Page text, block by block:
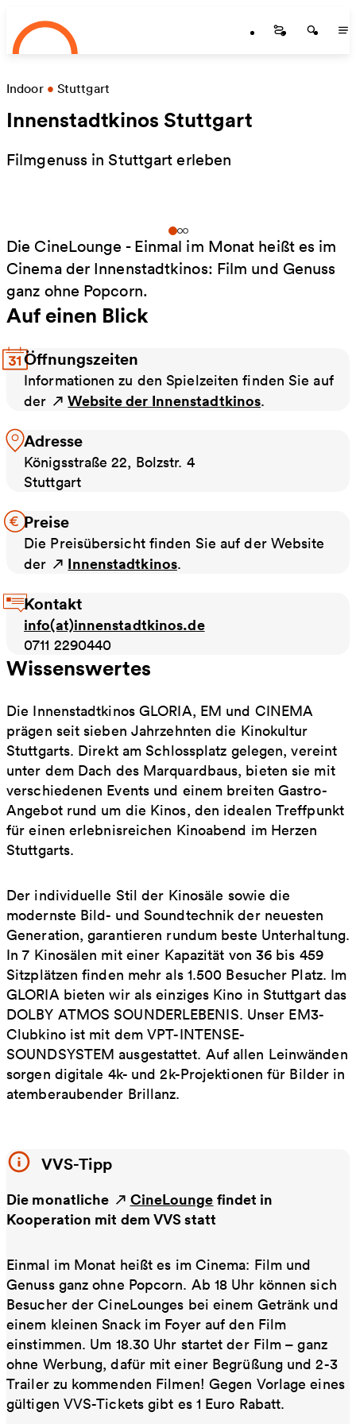
Zum Hauptinhalt springen
Startseite
Indoor • Stuttgart
Innenstadtkinos Stuttgart
Filmgenuss in Stuttgart erleben
Die CineLounge - Einmal im Monat heißt es im
Cinema der Innenstadtkinos: Film und Genuss
ganz ohne Popcorn.
Auf einen Blick
Öffnungszeiten
Informationen zu den Spielzeiten finden Sie auf
der
Website der Innenstadtkinos.
Adresse
Königsstraße 22, Bolzstr. 4
Stuttgart
Preise
Die Preisübersicht finden Sie auf der Website
der
Innenstadtkinos.
Kontakt
info(at)innenstadtkinos.de
0711 2290440
Wissenswertes
Die Innenstadtkinos GLORIA, EM und CINEMA
prägen seit sieben Jahrzehnten die Kinokultur
Stuttgarts. Direkt am Schlossplatz gelegen, vereint
unter dem Dach des Marquardbaus, bieten sie mit
verschiedenen Events und einem breiten Gastro-
Angebot rund um die Kinos, den idealen Treffpunkt
für einen erlebnisreichen Kinoabend im Herzen
Stuttgarts.
Der individuelle Stil der Kinosäle sowie die
modernste Bild- und Soundtechnik der neuesten
Generation, garantieren rundum beste Unterhaltung.
In 7 Kinosälen mit einer Kapazität von 36 bis 459
Sitzplätzen finden mehr als 1.500 Besucher Platz. Im
GLORIA bieten wir als einziges Kino in Stuttgart das
DOLBY ATMOS SOUNDERLEBENIS. Unser EM3-
Clubkino ist mit dem VPT-INTENSE-
SOUNDSYSTEM ausgestattet. Auf allen Leinwänden
sorgen digitale 4k- und 2k-Projektionen für Bilder in
atemberaubender Brillanz.
VVS-Tipp
Die monatliche CineLounge findet in
Kooperation mit dem VVS statt
Einmal im Monat heißt es im Cinema: Film und
Genuss ganz ohne Popcorn. Ab 18 Uhr können sich
Besucher der CineLounges bei einem Getränk und
einem kleinen Snack im Foyer auf den Film
einstimmen. Um 18.30 Uhr startet der Film – ganz
ohne Werbung, dafür mit einer Begrüßung und 2-3
Trailer zu kommenden Filmen! Gegen Vorlage eines
gültigen VVS-Tickets gibt es 1 Euro Rabatt.